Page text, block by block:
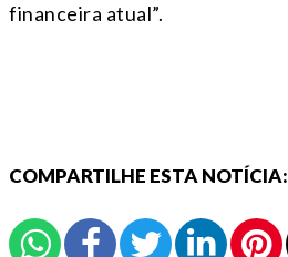
financeira atual”.
COMPARTILHE ESTA NOTÍCIA: